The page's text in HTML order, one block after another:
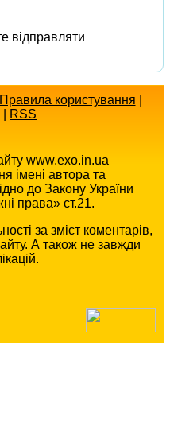
відправляти
Правила користування
RSS
www.exo.in.ua
імені автора та
до Закону України
права» ст.21.
за зміст коментарів,
А також не завжди